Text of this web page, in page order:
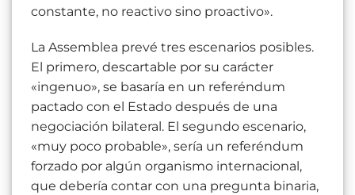
constante, no reactivo sino proactivo».
La Assemblea prevé tres escenarios posibles.
El primero, descartable por su carácter
«ingenuo», se basaría en un referéndum
pactado con el Estado después de una
negociación bilateral. El segundo escenario,
«muy poco probable», sería un referéndum
forzado por algún organismo internacional,
que debería contar con una pregunta binaria,